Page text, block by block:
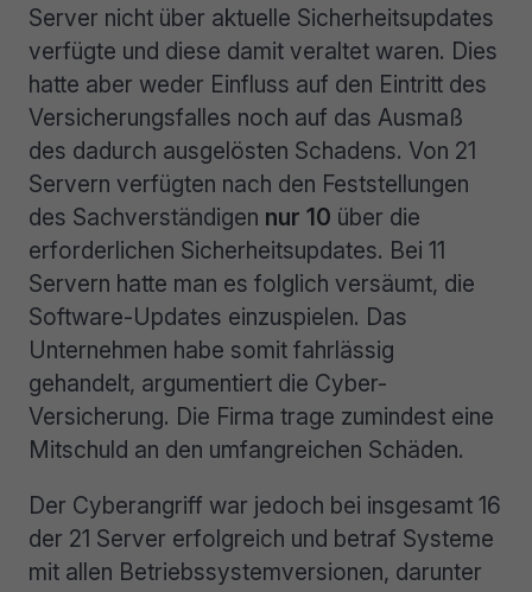
Server nicht über aktuelle Sicherheitsupdates
verfügte und diese damit veraltet waren. Dies
hatte aber weder Einfluss auf den Eintritt des
Versicherungsfalles noch auf das Ausmaß
des dadurch ausgelösten Schadens. Von 21
Servern verfügten nach den Feststellungen
des Sachverständigen nur 10 über die
erforderlichen Sicherheitsupdates. Bei 11
Servern hatte man es folglich versäumt, die
Software-Updates einzuspielen. Das
Unternehmen habe somit fahrlässig
gehandelt, argumentiert die Cyber-
Versicherung. Die Firma trage zumindest eine
Mitschuld an den umfangreichen Schäden.
Der Cyberangriff war jedoch bei insgesamt 16
der 21 Server erfolgreich und betraf Systeme
mit allen Betriebssystemversionen, darunter